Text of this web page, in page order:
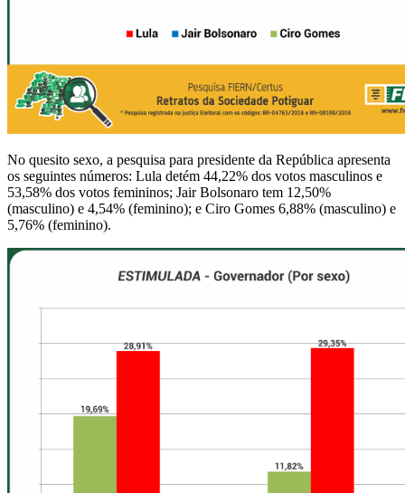
No quesito sexo, a pesquisa para presidente da República apresenta
os seguintes números: Lula detém 44,22% dos votos masculinos e
53,58% dos votos femininos; Jair Bolsonaro tem 12,50%
(masculino) e 4,54% (feminino); e Ciro Gomes 6,88% (masculino) e
5,76% (feminino).